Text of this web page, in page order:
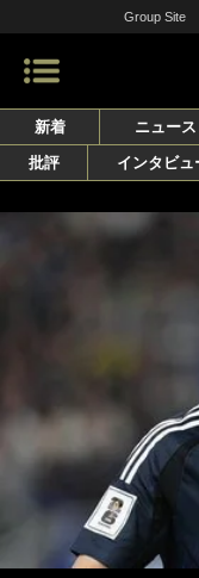
Group Site
新着 ニュース
批評
インタビュ